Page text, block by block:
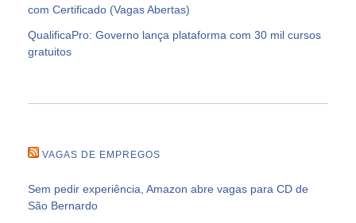
com Certificado (Vagas Abertas)
QualificaPro: Governo lança plataforma com 30 mil cursos
gratuitos
VAGAS DE EMPREGOS
Sem pedir experiência, Amazon abre vagas para CD de
São Bernardo